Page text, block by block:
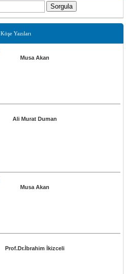
Sorgula
Köşe Yazıları
Musa Akan
Ali Murat Duman
Musa Akan
Prof.Dr.İbrahim İkizceli